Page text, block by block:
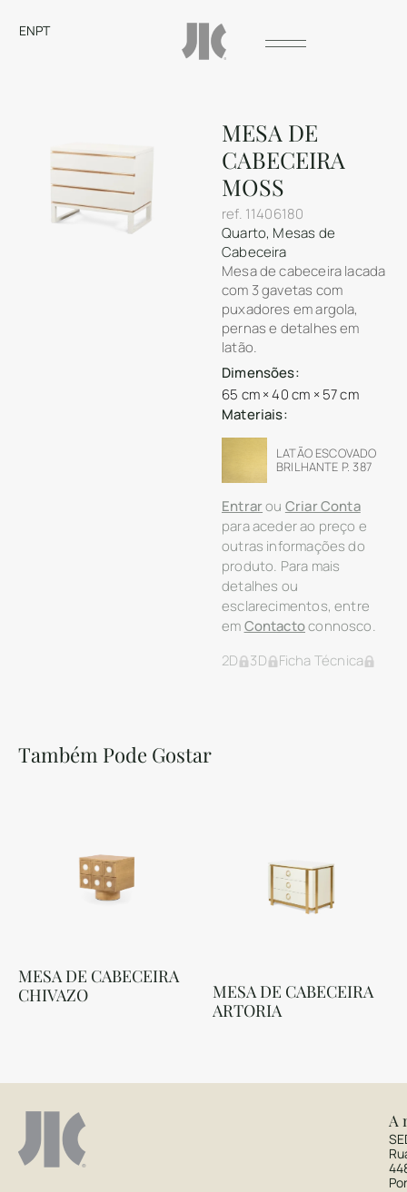
ENPT
MESA DE
CABECEIRA
MOSS
ref. 11406180
Quarto, Mesas de
Cabeceira
Mesa de cabeceira lacada
com 3 gavetas com
puxadores em argola,
pernas e detalhes em
latão.
Dimensões:
65 cm × 40 cm × 57 cm
Materiais:
LATÃO ESCOVADO
BRILHANTE P. 387
Entrarou Criar Conta
para aceder ao preço e
outras informações do
produto. Para mais
detalhes ou
esclarecimentos, entre
emContactoconnosco.
2D
3D Ficha Técnica
Também Pode Gostar
MESA DE CABECEIRA
CHIVAZO
MESA DE CABECEIRA
ARTORIA
A